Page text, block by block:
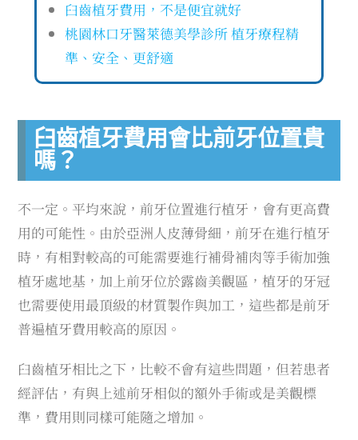
臼齒植牙費用，不是便宜就好
桃園林口牙醫萊德美學診所 植牙療程精
準、安全、更舒適
臼齒植牙費用會比前牙位置貴
嗎？
不一定。平均來說，前牙位置進行植牙，會有更高費
用的可能性。由於亞洲人皮薄骨細，前牙在進行植牙
時，有相對較高的可能需要進行補骨補肉等手術加強
植牙處地基，加上前牙位於露齒美觀區，植牙的牙冠
也需要使用最頂級的材質製作與加工，這些都是前牙
普遍植牙費用較高的原因。
臼齒植牙相比之下，比較不會有這些問題，但若患者
經評估，有與上述前牙相似的額外手術或是美觀標
準，費用則同樣可能隨之增加。